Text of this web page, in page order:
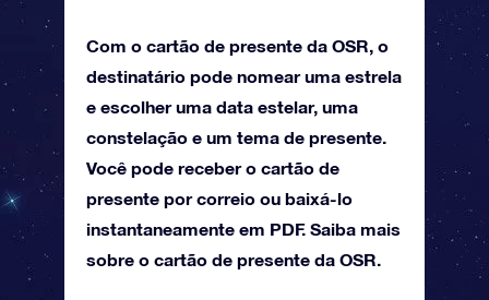
Com o cartão de presente da OSR, o
destinatário pode nomear uma estrela
e escolher uma data estelar, uma
constelação e um tema de presente.
Você pode receber o cartão de
presente por correio ou baixá-lo
instantaneamente em PDF. Saiba mais
sobre o cartão de presente da OSR.